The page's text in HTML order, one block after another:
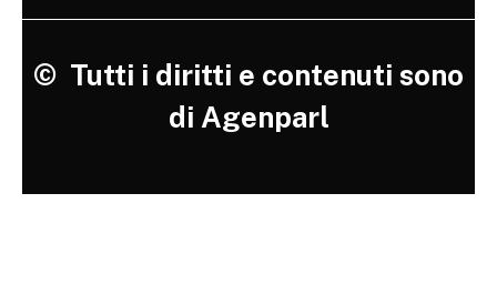
© Tutti i diritti e contenuti sono
di Agenparl